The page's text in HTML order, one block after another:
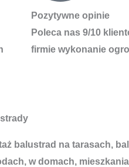
Pozytywne opinie
Poleca nas 9/10
firmie wykonanie
balustrad na tarasach,
w domach,